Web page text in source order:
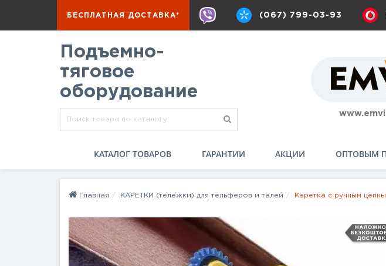
БЕСПЛАТНАЯ ДОСТАВКА* (067) 799-03-93
Подъемно-
тяговое
оборудование
КАТАЛОГ ТОВАРОВ ГАРАНТИИ АКЦИИ ОПТОВЫМ
Главная КАРЕТКИ (тележки) для тельферов и талей Каретка с ручным